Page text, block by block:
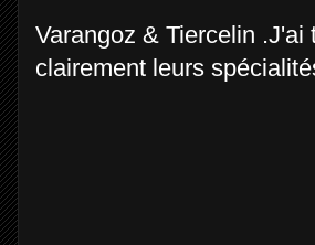
Varangoz & Tiercelin
clairement leurs